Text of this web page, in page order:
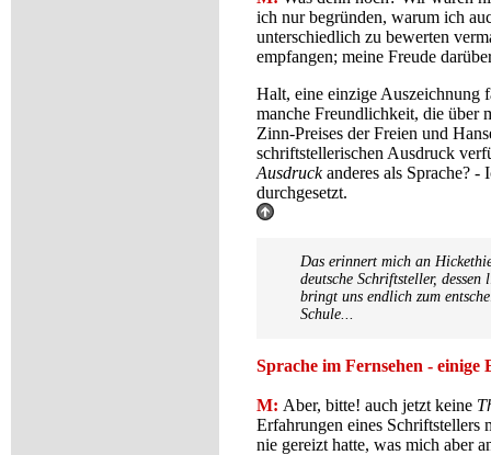
ich nur begründen, warum ich
unterschiedlich zu bewerten
empfangen; meine Freude
Halt, eine einzige Auszeichnung
manche Freundlichkeit, die über
Zinn-Preises der Freien und
schriftstellerischen Ausdruck
Ausdruckanderes als Sprache? -
durchgesetzt.
Das erinnert mich an
deutsche Schriftsteller,
bringt uns endlich zum
Schule...
Sprache im Fernsehen -
M: Aber, bitte! auch jetzt keine
Erfahrungen eines
nie gereizt hatte, was mich aber